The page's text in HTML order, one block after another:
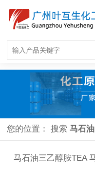
您的位置： 搜索 马石油